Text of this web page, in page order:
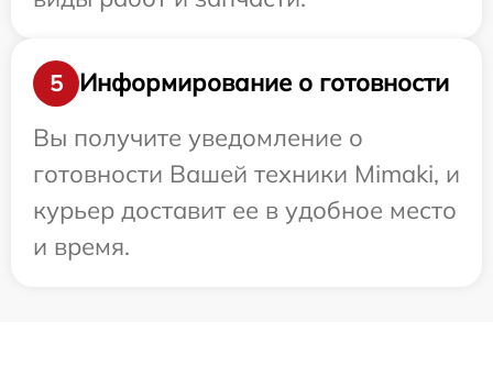
5
Информирование о готовности
Вы получите уведомление о
готовности Вашей техники Mimaki, и
курьер доставит ее в удобное место
и время.